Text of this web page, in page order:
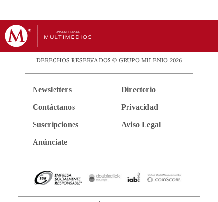
DERECHOS RESERVADOS © GRUPO MILENIO 2026
Newsletters
Contáctanos
Suscripciones
Anúnciate
Directorio
Privacidad
Aviso Legal